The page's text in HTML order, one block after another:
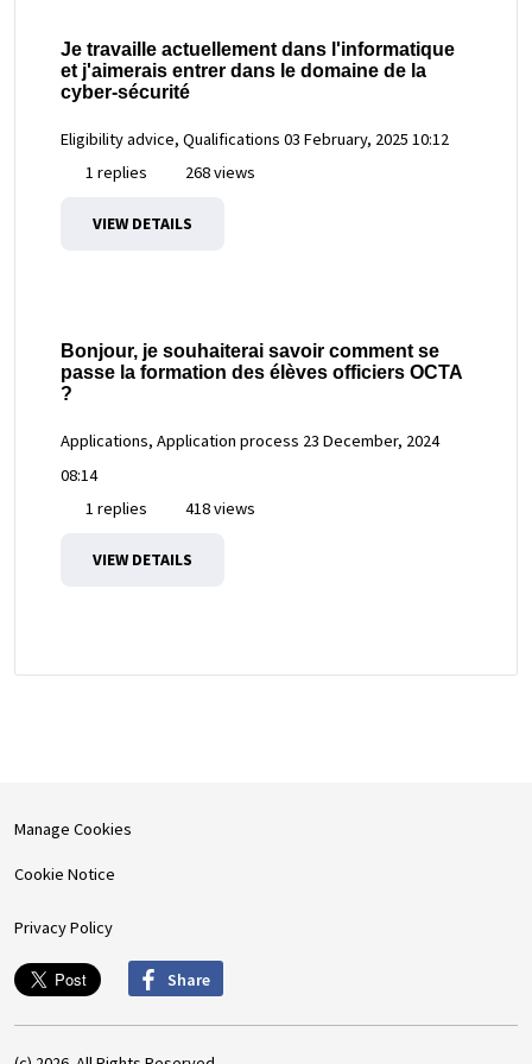
Je travaille actuellement dans l'informatique
et j'aimerais entrer dans le domaine de la
cyber-sécurité
Eligibility advice, Qualifications 03 February, 2025 10:12
1 replies
268 views
VIEW DETAILS
Bonjour, je souhaiterai savoir comment se
passe la formation des élèves officiers OCTA
?
Applications, Application process 23 December, 2024
08:14
1 replies
418 views
VIEW DETAILS
Manage Cookies
Cookie Notice
Privacy Policy
Share